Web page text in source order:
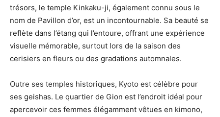
trésors, le temple Kinkaku-ji, également connu sous le
nom de Pavillon d’or, est un incontournable. Sa beauté se
reflète dans l’étang qui l’entoure, offrant une expérience
visuelle mémorable, surtout lors de la saison des
cerisiers en fleurs ou des gradations automnales.
Outre ses temples historiques, Kyoto est célèbre pour
ses geishas. Le quartier de Gion est l’endroit idéal pour
apercevoir ces femmes élégamment vêtues en kimono,